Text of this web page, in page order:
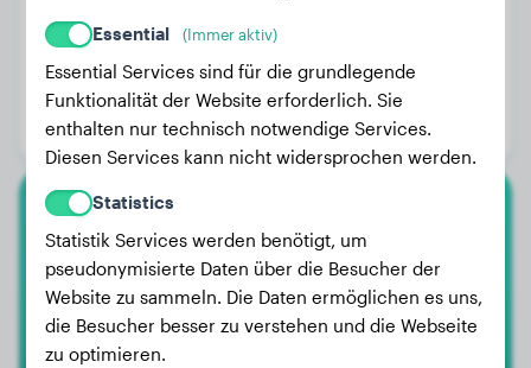
Gewicht:
Alter:
2 Jahre, 2 Monate
Geschlecht:
Hündinn
Butch
Essential (Immer aktiv)
Essential Services sind für die grundlegende
Funktionalität der Website erforderlich. Sie
enthalten nur technisch notwendige Services.
Diesen Services kann nicht widersprochen werden.
Statistics
Statistik Services werden benötigt, um
pseudonymisierte Daten über die Besucher der
Website zu sammeln. Die Daten ermöglichen es uns,
die Besucher besser zu verstehen und die Webseite
zu optimieren.